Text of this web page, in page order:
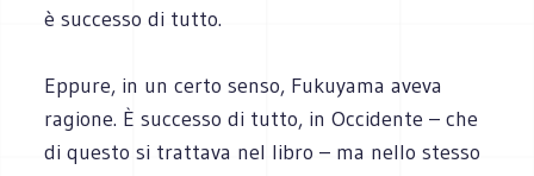
è successo di tutto.
Eppure, in un certo senso, Fukuyama aveva
ragione. È successo di tutto, in Occidente – che
di questo si trattava nel libro – ma nello stesso